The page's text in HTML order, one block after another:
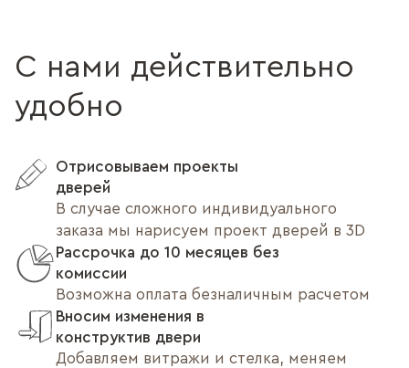
С нами действительно
удобно
Отрисовываем проекты
дверей
В случае сложного индивидуального
заказа мы нарисуем проект дверей в 3D
Рассрочка до 10 месяцев без
комиссии
Возможна оплата безналичным расчетом
Вносим изменения в
конструктив двери
Добавляем витражи и стелка, меняем